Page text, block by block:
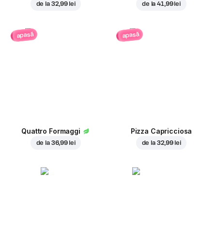
de la 32,99 lei de la41,99 lei
apasă
Quattro Formaggi
de la 36,99 lei
apasă
Pizza Capricciosa
de la 32,99 lei